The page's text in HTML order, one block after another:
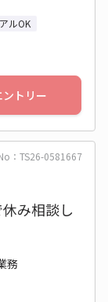
ルOK
ントリー
：TS26-0581667
み相談し
務